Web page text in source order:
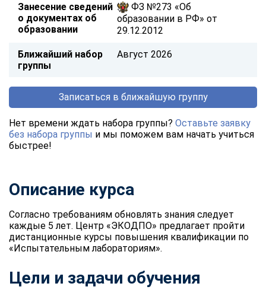
Занесение сведений
о документах об
образовании
ФЗ №273 «Об
образовании в РФ» от
29.12.2012
Ближайший набор
группы
Август 2026
Записаться в ближайшую группу
Нет времени ждать набора группы? Оставьте заявку
без набора группы и мы поможем вам начать учиться
быстрее!
Описание курса
Согласно требованиям обновлять знания следует
каждые 5 лет. Центр «ЭКОДПО» предлагает пройти
дистанционные курсы повышения квалификации по
«Испытательным лабораториям».
Цели и задачи обучения